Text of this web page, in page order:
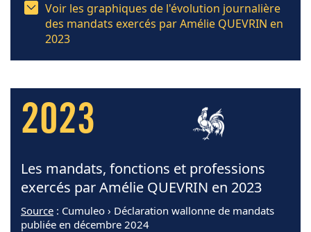
Voir les graphiques de l'évolution journalière
des mandats exercés par Amélie QUEVRIN en
2023
2023
Les mandats, fonctions et professions
exercés par Amélie QUEVRIN en 2023
Source : Cumuleo › Déclaration wallonne de mandats
publiée en décembre 2024